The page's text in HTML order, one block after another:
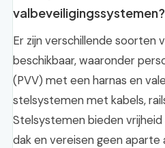
valbeveiligingssystemen?
Er zijn verschillende soorten
beschikbaar, waaronder
(PVV) met een harnas en
stelsystemen met kabels,
Stelsystemen bieden
dak en vereisen geen aparte